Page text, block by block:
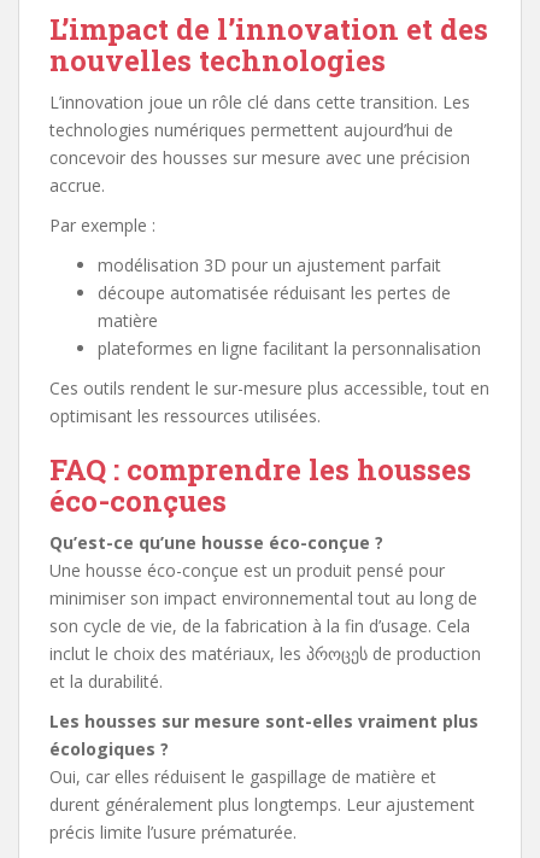
L’impact de l’innovation et des
nouvelles technologies
L’innovation joue un rôle clé dans cette transition. Les
technologies numériques permettent aujourd’hui de
concevoir des housses sur mesure avec une précision
accrue.
Par exemple :
modélisation 3D pour un ajustement parfait
découpe automatisée réduisant les pertes de
matière
plateformes en ligne facilitant la personnalisation
Ces outils rendent le sur-mesure plus accessible, tout en
optimisant les ressources utilisées.
FAQ : comprendre les housses
éco-conçues
Qu’est-ce qu’une housse éco-conçue ?
Une housse éco-conçue est un produit pensé pour
minimiser son impact environnemental tout au long de
son cycle de vie, de la fabrication à la fin d’usage. Cela
inclut le choix des matériaux, les პროცეს de production
et la durabilité.
Les housses sur mesure sont-elles vraiment plus
écologiques ?
Oui, car elles réduisent le gaspillage de matière et
durent généralement plus longtemps. Leur ajustement
précis limite l’usure prématurée.